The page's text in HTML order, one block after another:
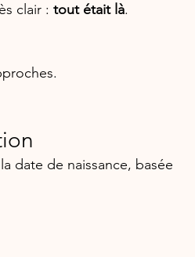
clair : tout était là.
date de naissance, basée